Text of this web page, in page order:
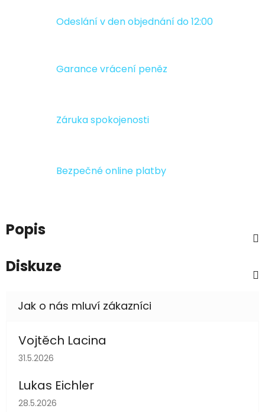
Odeslání v den objednání do 12:00
Garance vrácení peněz
Záruka spokojenosti
Bezpečné online platby
Popis
Diskuze
Vojtěch Lacina
Hodnocení obchodu je 5 z 5 hvězdiček.
31.5.2026
Lukas Eichler
Hodnocení obchodu je 5 z 5 hvězdiček.
28.5.2026